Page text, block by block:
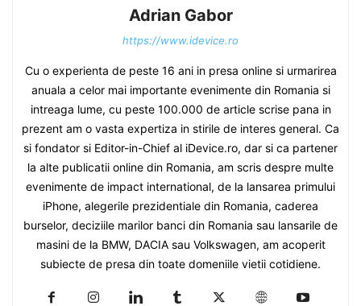
Adrian Gabor
https://www.idevice.ro
Cu o experienta de peste 16 ani in presa online si urmarirea
anuala a celor mai importante evenimente din Romania si
intreaga lume, cu peste 100.000 de article scrise pana in
prezent am o vasta expertiza in stirile de interes general. Ca
si fondator si Editor-in-Chief al iDevice.ro, dar si ca partener
la alte publicatii online din Romania, am scris despre multe
evenimente de impact international, de la lansarea primului
iPhone, alegerile prezidentiale din Romania, caderea
burselor, deciziile marilor banci din Romania sau lansarile de
masini de la BMW, DACIA sau Volkswagen, am acoperit
subiecte de presa din toate domeniile vietii cotidiene.